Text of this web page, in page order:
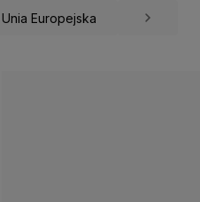
Unia Europejska